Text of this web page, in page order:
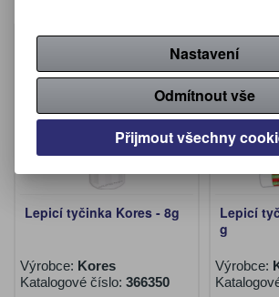
Akce
31,70 %
Lepicí tyčinka Kores - 8g
Výrobce: Kores
Katalogové číslo: 366350
Akce
Lepicí
g
Výrobce:
Nastavení
Odmítnout vše
Přijmout všechny